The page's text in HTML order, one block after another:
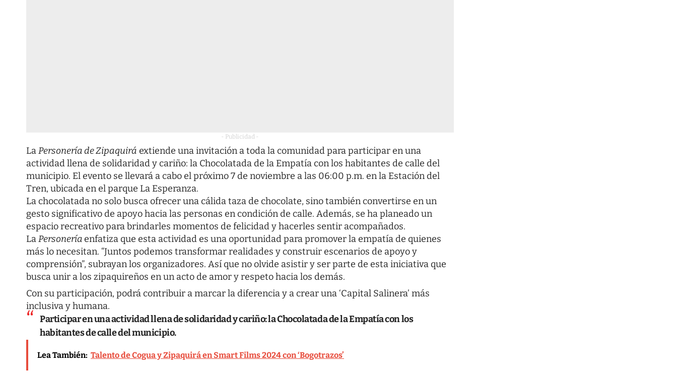
- Publicidad -
LaPersonería de Zipaquirá extiende una invitación a toda la comunidad para participar en una
actividad llena de solidaridad y cariño: la Chocolatada de la Empatía con los habitantes de calle del
municipio. El evento se llevará a cabo el próximo 7 de noviembre a las 06:00 p.m. en la Estación del
Tren, ubicada en el parque La Esperanza.
La chocolatada no solo busca ofrecer una cálida taza de chocolate, sino también convertirse en un
gesto significativo de apoyo hacia las personas en condición de calle. Además, se ha planeado un
espacio recreativo para brindarles momentos de felicidad y hacerles sentir acompañados.
LaPersoneríaenfatiza que esta actividad es una oportunidad para promover la empatía de quienes
más lo necesitan. “Juntos podemos transformar realidades y construir escenarios de apoyo y
comprensión”, subrayan los organizadores. Así que no olvide asistir y ser parte de esta iniciativa que
busca unir a los zipaquireños en un acto de amor y respeto hacia los demás.
Con su participación, podrá contribuir a marcar la diferencia y a crear una ‘Capital Salinera’ más
inclusiva y humana.
Participar en una actividad llena de solidaridad y cariño: la Chocolatada de la Empatía con los
habitantes de calle del municipio.
Lea También: Talento de Cogua y Zipaquirá en Smart Films 2024 con ‘Bogotrazos’